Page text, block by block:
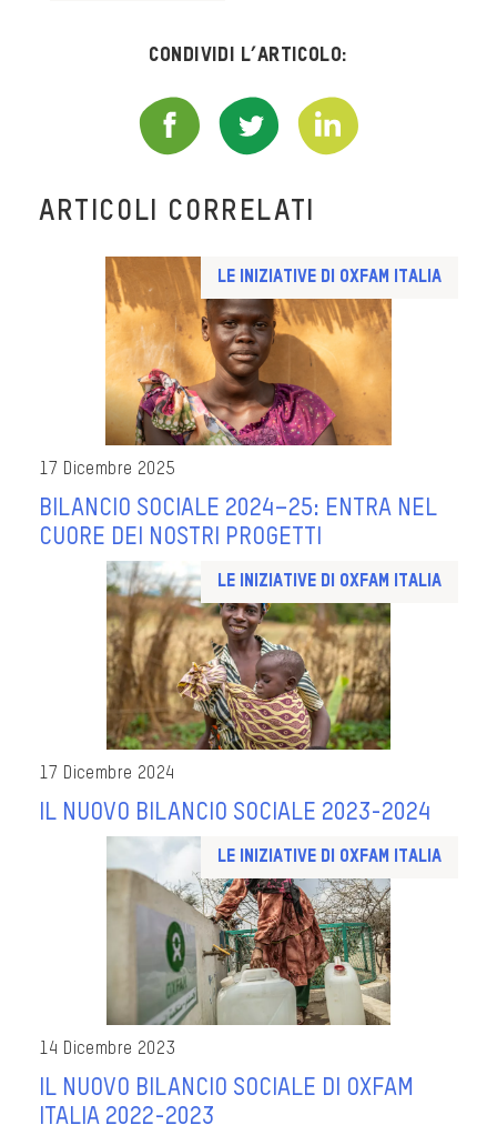
Condividi l’articolo:
ARTICOLI CORRELATI
Le iniziative di Oxfam Italia
17 Dicembre 2025
BILANCIO SOCIALE 2024–25: ENTRA NEL
CUORE DEI NOSTRI PROGETTI
Le iniziative di Oxfam Italia
17 Dicembre 2024
IL NUOVO BILANCIO SOCIALE 2023-2024
Le iniziative di Oxfam Italia
14 Dicembre 2023
IL NUOVO BILANCIO SOCIALE DI OXFAM
ITALIA 2022-2023